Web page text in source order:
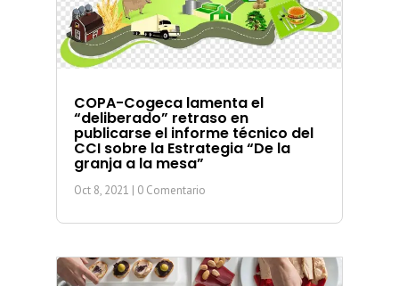
COPA-Cogeca lamenta el
“deliberado” retraso en
publicarse el informe técnico del
CCI sobre la Estrategia “De la
granja a la mesa”
Oct 8, 2021 | 0 Comentario